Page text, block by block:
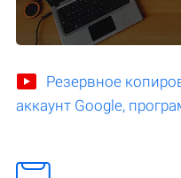
Резервное
аккаунт Google,